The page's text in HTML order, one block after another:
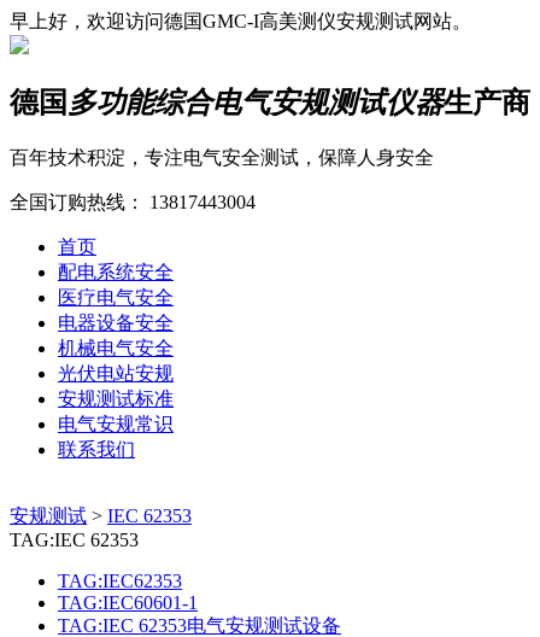
早上好，欢迎访问德国GMC-I高美测仪安规测试网站。
德国 多功能综合电气安规测试仪器生产商
百年技术积淀，专注电气安全测试，保障人身安全
全国订购热线： 13817443004
首页
配电系统安全
医疗电气安全
电器设备安全
机械电气安全
光伏电站安规
安规测试标准
电气安规常识
联系我们
安规测试 > IEC 62353
TAG:IEC 62353
TAG:IEC62353
TAG:IEC60601-1
TAG:IEC 62353电气安规测试设备